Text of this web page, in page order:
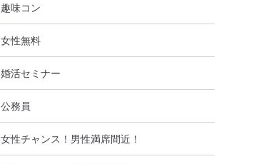
趣味コン
女性無料
婚活セミナー
公務員
女性チャンス！男性満席間近！